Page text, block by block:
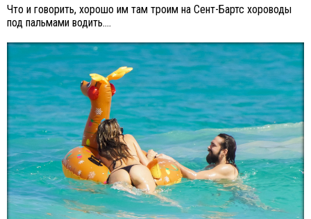
Что и говорить, хорошо им там троим на Сент-Бартс хороводы
под пальмами водить….